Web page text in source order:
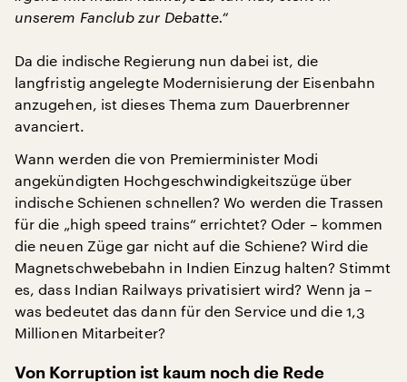
unserem Fanclub zur Debatte.“
Da die indische Regierung nun dabei ist, die
langfristig angelegte Modernisierung der Eisenbahn
anzugehen, ist dieses Thema zum Dauerbrenner
avanciert.
Wann werden die von Premierminister Modi
angekündigten Hochgeschwindigkeitszüge über
indische Schienen schnellen? Wo werden die Trassen
für die „high speed trains“ errichtet? Oder – kommen
die neuen Züge gar nicht auf die Schiene? Wird die
Magnetschwebebahn in Indien Einzug halten? Stimmt
es, dass Indian Railways privatisiert wird? Wenn ja –
was bedeutet das dann für den Service und die 1,3
Millionen Mitarbeiter?
Von Korruption ist kaum noch die Rede